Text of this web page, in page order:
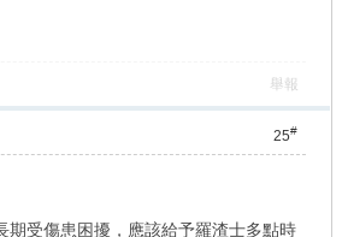
舉報
25#
受傷患困擾，應該給予羅渣士多點時